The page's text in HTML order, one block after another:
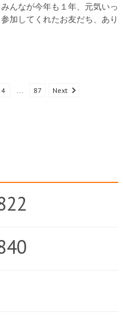
みんなが今年も１年、元気いっ
参加してくれたお友だち、あり
4 87 Next